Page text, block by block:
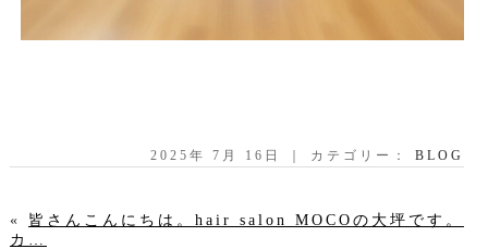
2025年 7月 16日 ｜ カテゴリー：BLOG
« 皆さんこんにちは。hair salon MOCOの大坪です。
カ…